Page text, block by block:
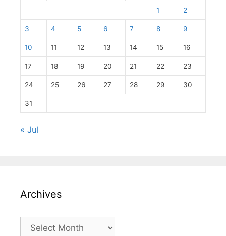
1 2
3 4 5 6 7 8 9
10 11 12 13 14 15 16
17 18 19 20 21 22 23
24 25 26 27 28 29 30
31
« Jul
Archives
Archives